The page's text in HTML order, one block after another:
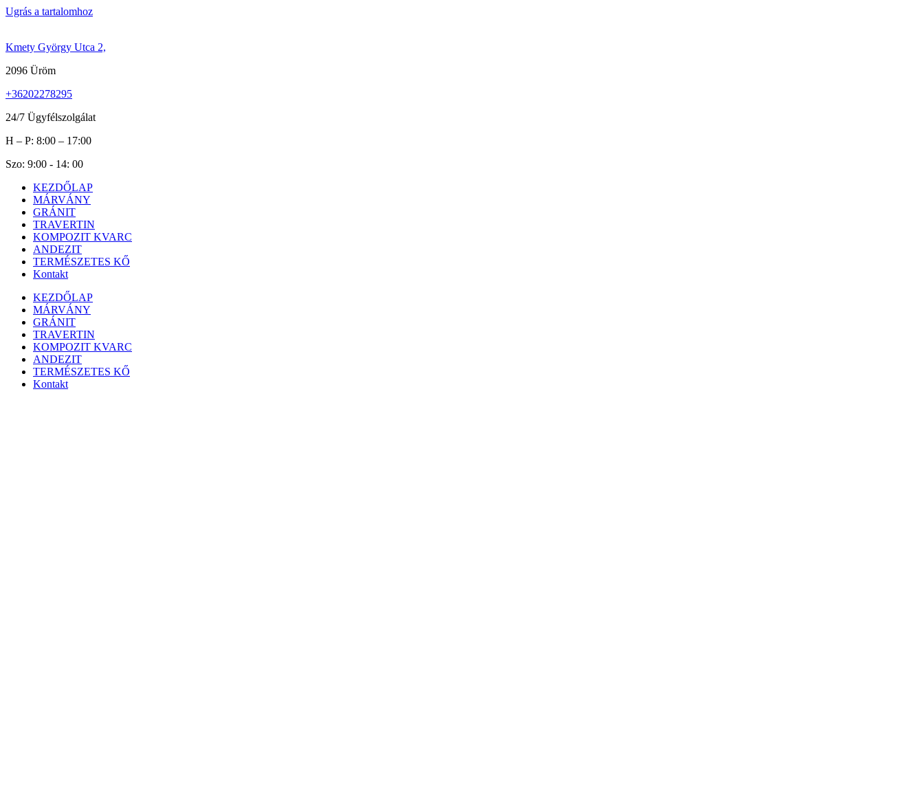
Ugrás a tartalomhoz
Kmety György Utca 2,
2096 Üröm
+36202278295
24/7 Ügyfélszolgálat
H – P: 8:00 – 17:00
Szo: 9:00 - 14: 00
KEZDŐLAP
MÁRVÁNY
GRÁNIT
TRAVERTIN
KOMPOZIT KVARC
ANDEZIT
TERMÉSZETES KŐ
Kontakt
KEZDŐLAP
MÁRVÁNY
GRÁNIT
TRAVERTIN
KOMPOZIT KVARC
ANDEZIT
TERMÉSZETES KŐ
Kontakt